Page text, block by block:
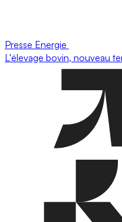
Presse Energie
L'élevage bovin, nouveau